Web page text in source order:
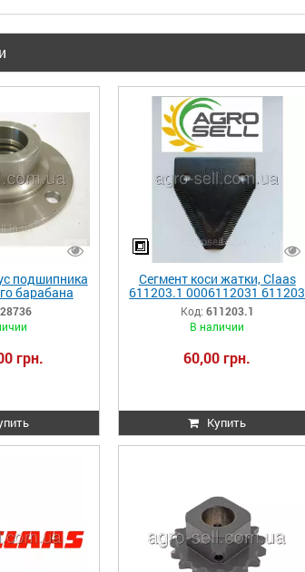
подшипника
барабана
MEGA
0006287360
грн.
Сегмент коси жатки, Claas
611203.1 0006112031 611203
Код: 611203.1
В наличии
60,00 грн.
Купить